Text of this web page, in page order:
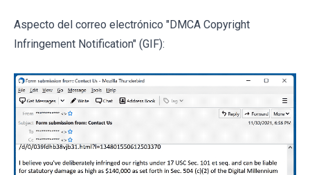
Aspecto del correo electrónico "DMCA Copyright
Infringement Notification" (GIF):